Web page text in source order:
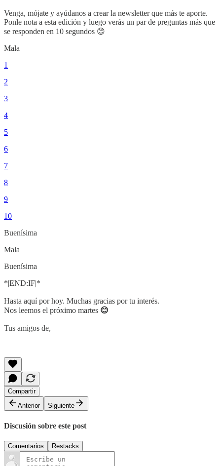
Venga, mójate y ayúdanos a crear la newsletter que más te aporte.
Ponle nota a esta edición y luego verás un par de preguntas más que
se responden en 10 segundos 😊
Mala
1
2
3
4
5
6
7
8
9
10
Buenísima
Mala
Buenísima
*|END:IF|*
Hasta aquí por hoy. Muchas gracias por tu interés.
Nos leemos el próximo martes 😊
Tus amigos de,
Compartir
Anterior
Siguiente
Discusión sobre este post
Comentarios Restacks